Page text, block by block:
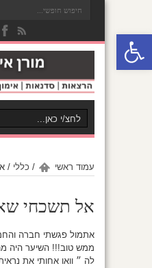
פתח סרגל נגישות
עמוד ראשי / כללי /
אל תשכחי
אתמול פגשתי חברה
ממש טוב!!! השיער היה
לה ״ וואו אחותי את